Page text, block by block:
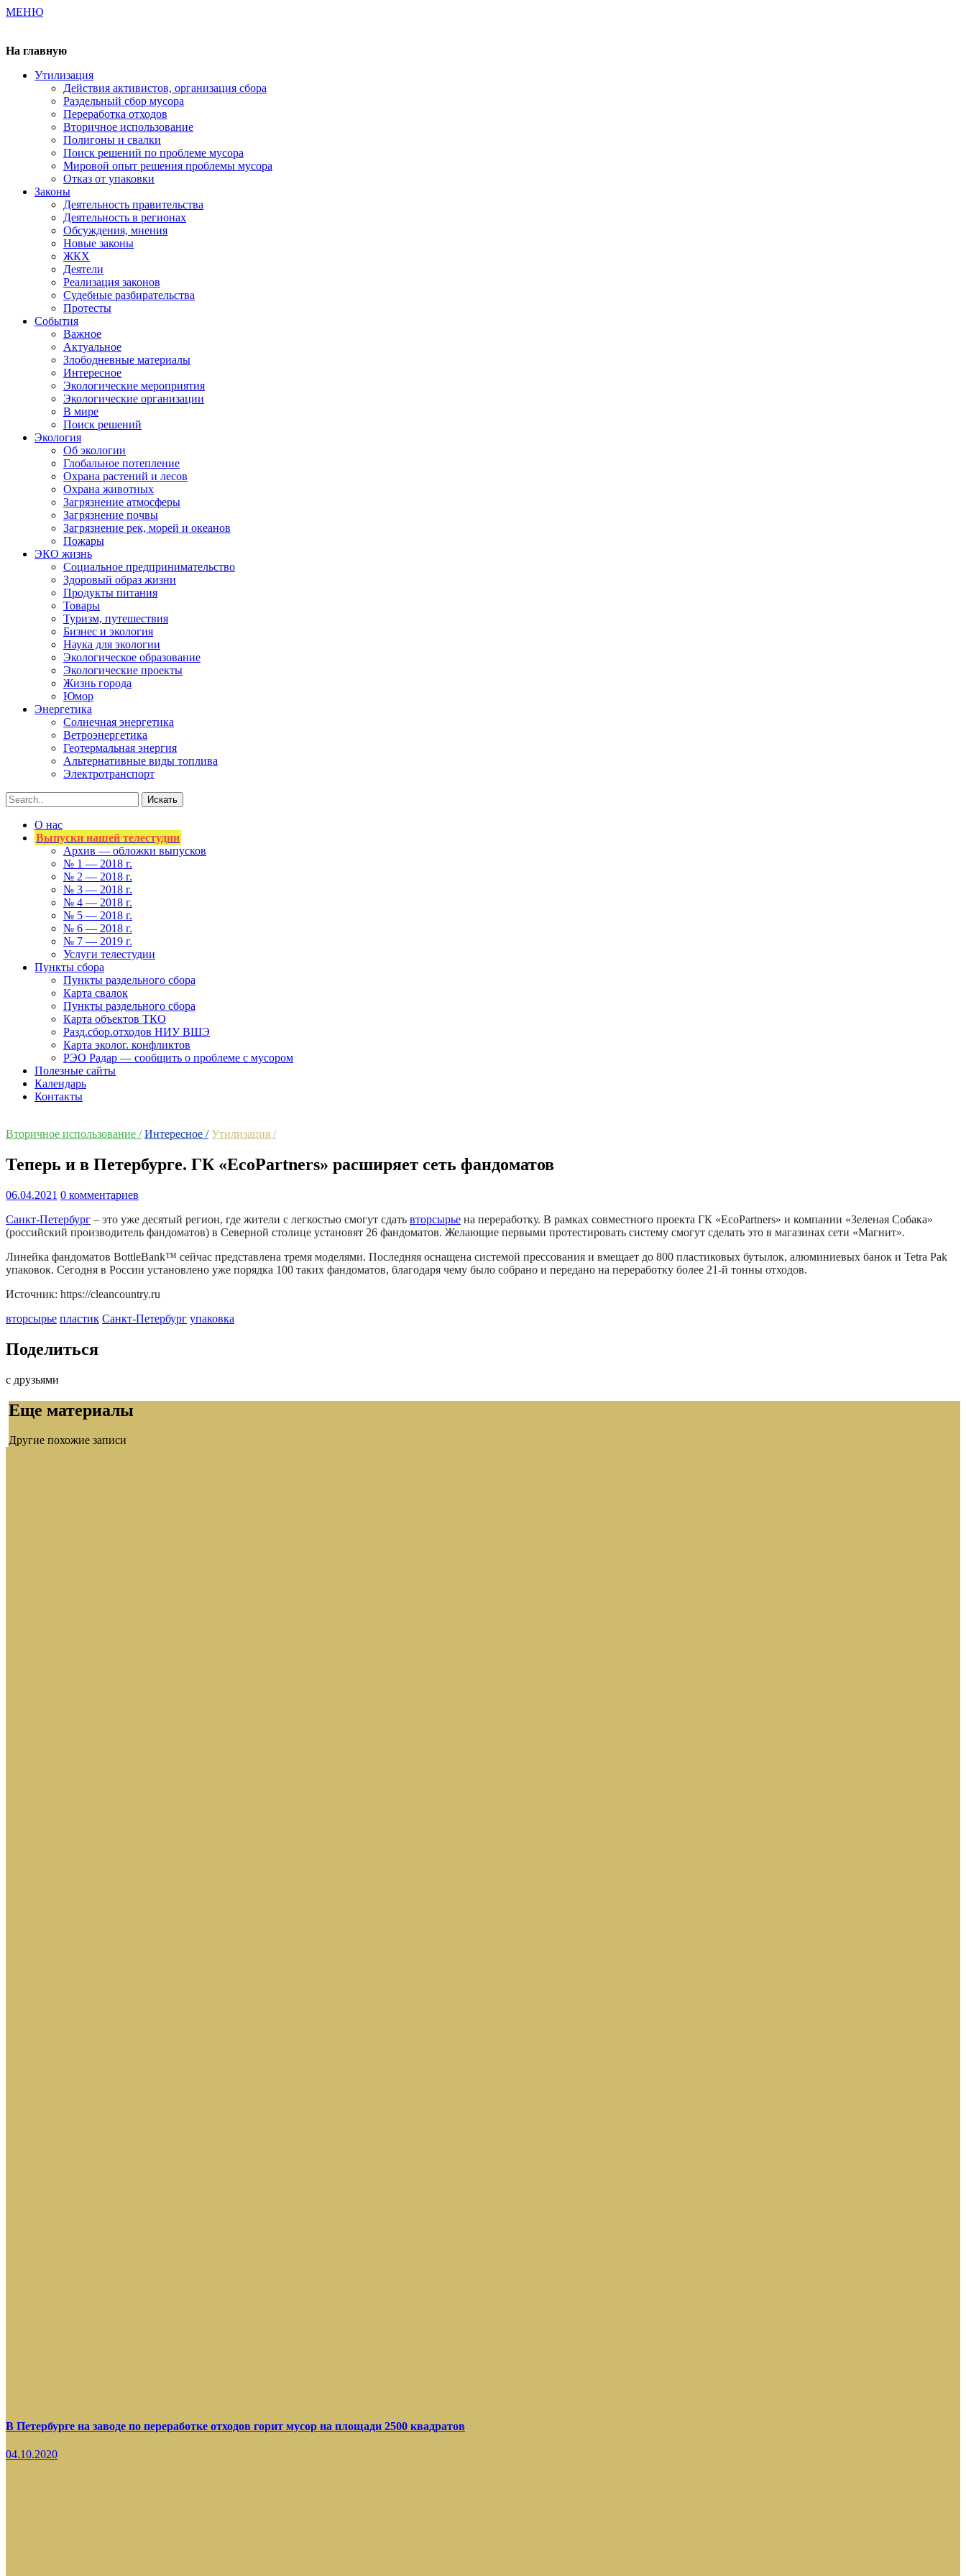
МЕНЮ
На главную
Утилизация
Действия активистов, организация сбора
Раздельный сбор мусора
Переработка отходов
Вторичное использование
Полигоны и свалки
Поиск решений по проблеме мусора
Мировой опыт решения проблемы мусора
Отказ от упаковки
Законы
Деятельность правительства
Деятельность в регионах
Обсуждения, мнения
Новые законы
ЖКХ
Деятели
Реализация законов
Судебные разбирательства
Протесты
События
Важное
Актуальное
Злободневные материалы
Интересное
Экологические мероприятия
Экологические организации
В мире
Поиск решений
Экология
Об экологии
Глобальное потепление
Охрана растений и лесов
Охрана животных
Загрязнение атмосферы
Загрязнение почвы
Загрязнение рек, морей и океанов
Пожары
ЭКО жизнь
Социальное предпринимательство
Здоровый образ жизни
Продукты питания
Товары
Туризм, путешествия
Бизнес и экология
Наука для экологии
Экологическое образование
Экологические проекты
Жизнь города
Юмор
Энергетика
Солнечная энергетика
Ветроэнергетика
Геотермальная энергия
Альтернативные виды топлива
Электротранспорт
О нас
Выпуски нашей телестудии
Архив — обложки выпусков
№ 1 — 2018 г.
№ 2 — 2018 г.
№ 3 — 2018 г.
№ 4 — 2018 г.
№ 5 — 2018 г.
№ 6 — 2018 г.
№ 7 — 2019 г.
Услуги телестудии
Пункты сбора
Пункты раздельного сбора
Карта свалок
Пункты раздельного сбора
Карта объектов ТКО
Разд.сбор.отходов НИУ ВШЭ
Карта эколог. конфликтов
РЭО Радар — сообщить о проблеме с мусором
Полезные сайты
Календарь
Контакты
Вторичное использование / Интересное / Утилизация /
Теперь и в Петербурге. ГК «EcoPartners» расширяет сеть фандоматов
06.04.2021 0 комментариев
Санкт-Петербург – это уже десятый регион, где жители с легкостью смогут сдать вторсырье на переработку. В рамках совместного проекта ГК «EcoPartners» и компании «Зеленая Собака»
(российский производитель фандоматов) в Северной столице установят 26 фандоматов. Желающие первыми протестировать систему смогут сделать это в магазинах сети «Магнит».
Линейка фандоматов BottleBank™ сейчас представлена тремя моделями. Последняя оснащена системой прессования и вмещает до 800 пластиковых бутылок, алюминиевых банок и Tetra Pak
упаковок. Сегодня в России установлено уже порядка 100 таких фандоматов, благодаря чему было собрано и передано на переработку более 21-й тонны отходов.
Источник: https://cleancountry.ru
вторсырье пластик Санкт-Петербург упаковка
Поделиться
с друзьями
Еще материалы
Другие похожие записи
В Петербурге на заводе по переработке отходов горит мусор на площади 2500 квадратов
04.10.2020